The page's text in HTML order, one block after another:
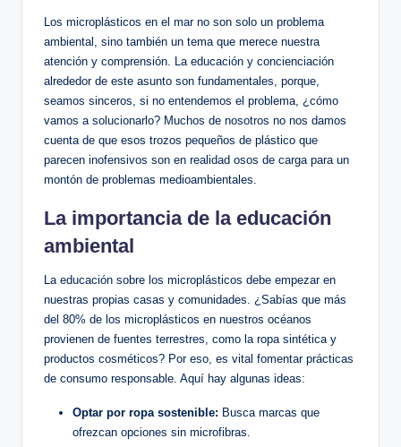
Los microplásticos en ⁤el mar ‍no son solo un problema
ambiental, ​sino también un tema que merece nuestra
atención y comprensión. La educación y concienciación
alrededor de este ​asunto son⁤ fundamentales, porque,
seamos sinceros, si no entendemos el problema,​ ¿cómo
vamos a solucionarlo? Muchos de nosotros no nos damos
cuenta de que esos trozos pequeños de‍ plástico que
parecen inofensivos son en realidad osos de carga para un
montón de problemas medioambientales.
La importancia de la educación
ambiental
La educación sobre los microplásticos debe‍ empezar en
nuestras propias casas y comunidades. ¿Sabías que más
del 80% de los microplásticos en nuestros océanos‌
provienen de fuentes terrestres, como la ropa sintética y
productos cosméticos? Por eso, es vital fomentar prácticas
de consumo responsable. Aquí hay algunas ideas:
Optar‍ por ropa sostenible: Busca marcas ‍que
ofrezcan opciones sin microfibras.